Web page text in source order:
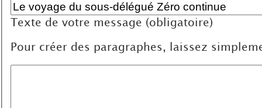
Texte de votre message (obligatoire)
Pour créer des paragraphes, laissez